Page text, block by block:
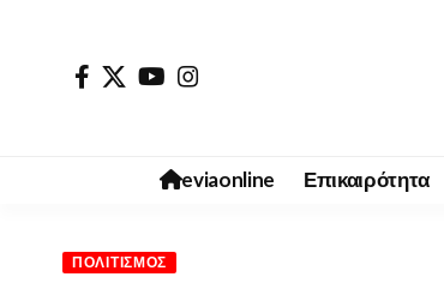
eviaonline Επικαιρότητα
ΠΟΛΙΤΙΣΜΌΣ